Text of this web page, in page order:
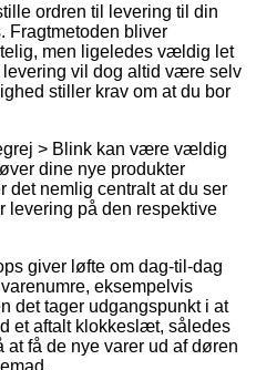
ordren til levering til din
Fragtmetoden bliver
men ligeledes vældig let
vil dog altid være selv
stiller krav om at du bor
> Blink kan være vældig
dine nye produkter
det nemlig centralt at du ser
levering på den respektive
giver løfte om dag-til-dag
eksempelvis
det tager udgangspunkt i at
et aftalt klokkeslæt, således
få de nye varer ud af døren